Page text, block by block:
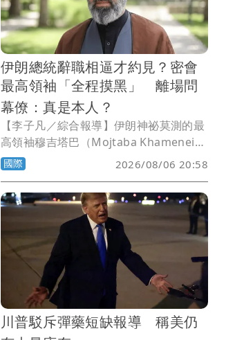
伊朗總統辭職相逼才約見？密會
最高領袖「全程摸黑」 離場問
幕僚：真是本人？
【李子凡／綜合報導】伊朗神祕莫測的最
高領袖穆吉塔巴（Mojtaba Khamenei）
行蹤極度隱密，就連伊朗總統裴澤斯基安
（Masoud Pezeshkian），也不確定自
己是否真的曾在一輛昏暗轎車後座與他單
獨會面。
國際 2026/08/06 20:58
川普駁斥彈藥短缺報導 稱美仍